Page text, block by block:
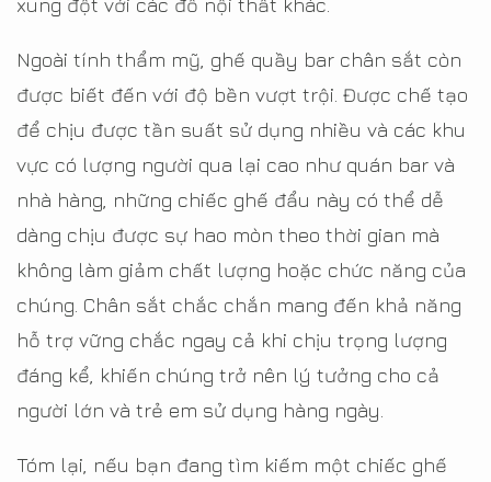
xung đột với các đồ nội thất khác.
Ngoài tính thẩm mỹ, ghế quầy bar chân sắt còn
được biết đến với độ bền vượt trội. Được chế tạo
để chịu được tần suất sử dụng nhiều và các khu
vực có lượng người qua lại cao như quán bar và
nhà hàng, những chiếc ghế đẩu này có thể dễ
dàng chịu được sự hao mòn theo thời gian mà
không làm giảm chất lượng hoặc chức năng của
chúng. Chân sắt chắc chắn mang đến khả năng
hỗ trợ vững chắc ngay cả khi chịu trọng lượng
đáng kể, khiến chúng trở nên lý tưởng cho cả
người lớn và trẻ em sử dụng hàng ngày.
Tóm lại, nếu bạn đang tìm kiếm một chiếc ghế